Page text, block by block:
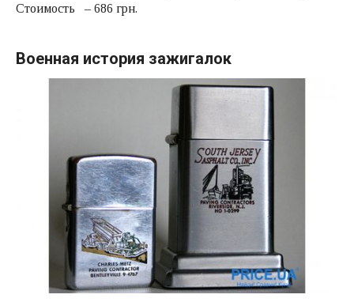
Стоимость – 686 грн.
Военная история зажигалок